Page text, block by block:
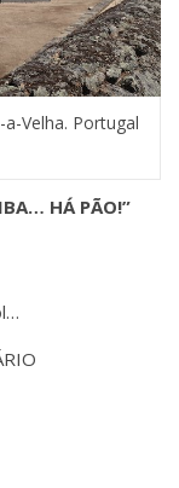
Velha. Portugal
HÁ PÃO!”